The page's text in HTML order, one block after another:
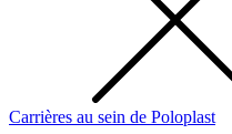
Carrières au sein de Poloplast